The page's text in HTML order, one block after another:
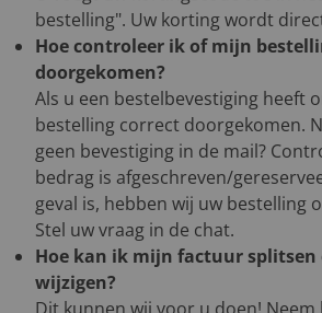
bestelling". Uw korting wordt
Hoe controleer ik of mijn
doorgekomen?
Als u een bestelbevestiging heeft
bestelling correct doorgekomen.
geen bevestiging in de mail?
bedrag is afgeschreven/
geval is, hebben wij uw bestelling
Stel uw vraag in de chat.
Hoe kan ik mijn factuur splitsen
wijzigen?